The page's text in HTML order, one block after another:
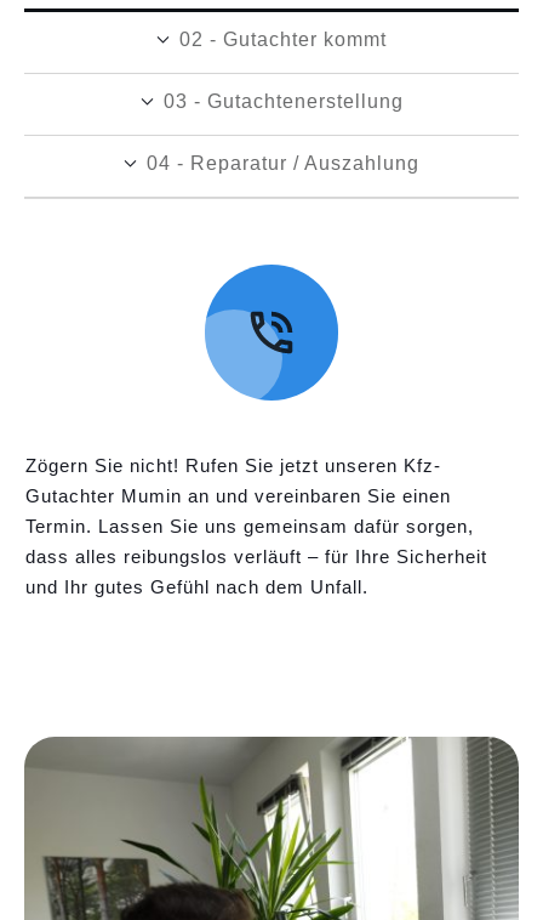
02 - Gutachter kommt
03 - Gutachtenerstellung
04 - Reparatur / Auszahlung
Zögern Sie nicht! Rufen Sie jetzt unseren Kfz-
Gutachter Mumin an und vereinbaren Sie einen
Termin. Lassen Sie uns gemeinsam dafür sorgen,
dass alles reibungslos verläuft – für Ihre Sicherheit
und Ihr gutes Gefühl nach dem Unfall.